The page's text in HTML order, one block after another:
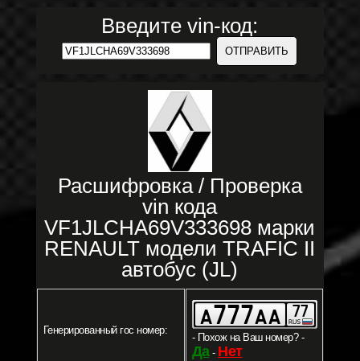
Введите vin-код:
Расшифровка / Проверка
vin кода
VF1JLCHA69V333698 марки
RENAULT модели TRAFIC II
автобус (JL)
Генерированный гос номер:
- Похож на Ваш номер? -
Да- Нет